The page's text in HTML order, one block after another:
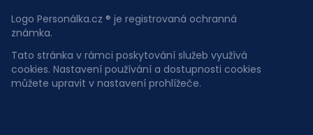
Logo Personálka.cz ® je registrovaná ochranná
známka.
Tato stránka v rámci poskytování služeb využívá
cookies. Nastavení používání a dostupnosti cookies
můžete upravit v nastavení prohlížeče.